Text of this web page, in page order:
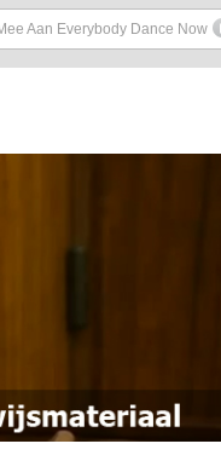
Aan Everybody Dance Now